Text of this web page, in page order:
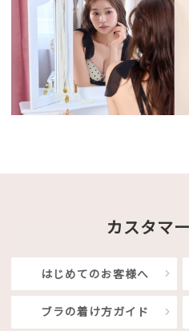
カスタマ
はじめてのお客様へ
ブラの着け方ガイド